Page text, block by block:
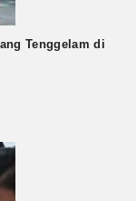
Tenggelam di